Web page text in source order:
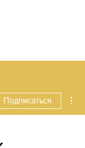
Подписаться